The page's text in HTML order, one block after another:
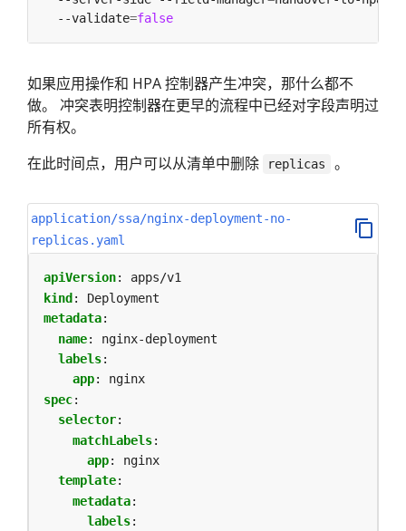
  --validate
=false
如果应用操作和 HPA 控制器产生冲突，那什么都不
做。 冲突表明控制器在更早的流程中已经对字段声明过
所有权。
在此时间点，用户可以从清单中删除
replicas 。
application/ssa/nginx-deployment-no-
replicas.yaml
apiVersion:
apps/v1
kind :
Deployment
metadata:
name:
nginx-deployment
labels:
app:
nginx
spec:
selector:
matchLabels:
app:
nginx
template:
metadata:
labels: